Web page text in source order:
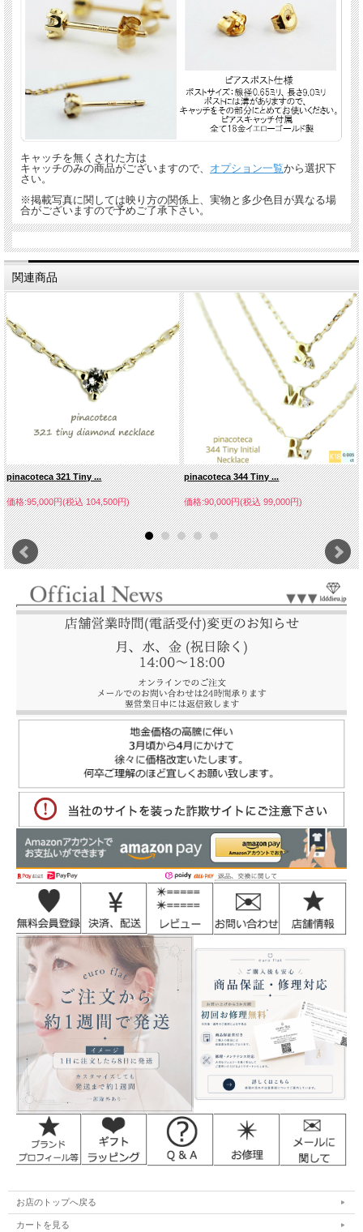
キャッチを無くされた方は
キャッチのみの商品がございますので、 オプション一覧から選択下
さい。
※掲載写真に関しては映り方の関係上、実物と多少色目が異なる場
合がございますので予めご了承下さい。
関連商品
pinacoteca 321 Tiny ...
価格:95,000円(税込 104,500円)
pinacoteca 344 Tiny ...
価格:90,000円(税込 99,000円)
お店のトップへ戻る
カートを見る